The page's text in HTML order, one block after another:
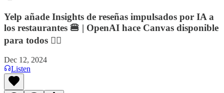
Yelp añade Insights de reseñas impulsados por IA a
los restaurantes 🍔 | OpenAI hace Canvas disponible
para todos 🏋️‍♀️
Dec 12, 2024
Listen